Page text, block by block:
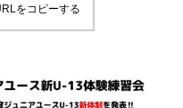
をコピーする